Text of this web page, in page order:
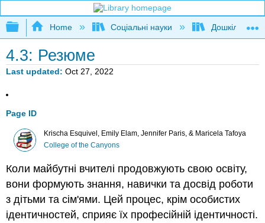
Expand/collapse global hierarchy
Home Соціальні науки Дошкільна
4.3: Резюме
Last updated Oct 27, 2022
Page ID
Krischa Esquivel, Emily Elam, Jennifer Paris, & Maricela Tafoya
College of the Canyons
Коли майбутні вчителі продовжують свою освіту,
вони формують знання, навички та досвід роботи
з дітьми та сім'ями. Цей процес, крім особистих
ідентичностей, сприяє їх професійній ідентичності.